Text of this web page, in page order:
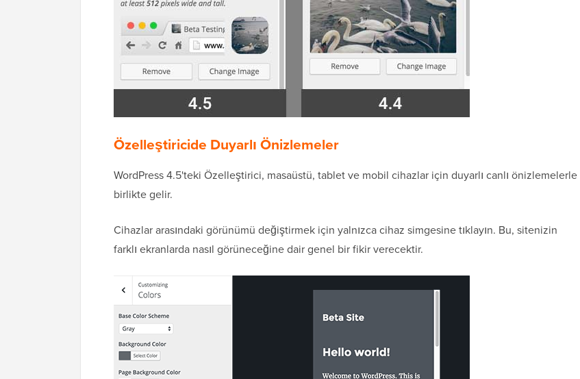
Özelleştiricide Duyarlı Önizlemeler
WordPress 4.5'teki Özelleştirici, masaüstü, tablet ve mobil cihazlar için duyarlı canlı önizlemelerle
birlikte gelir.
Cihazlar arasındaki görünümü değiştirmek için yalnızca cihaz simgesine tıklayın. Bu, sitenizin
farklı ekranlarda nasıl görüneceğine dair genel bir fikir verecektir.